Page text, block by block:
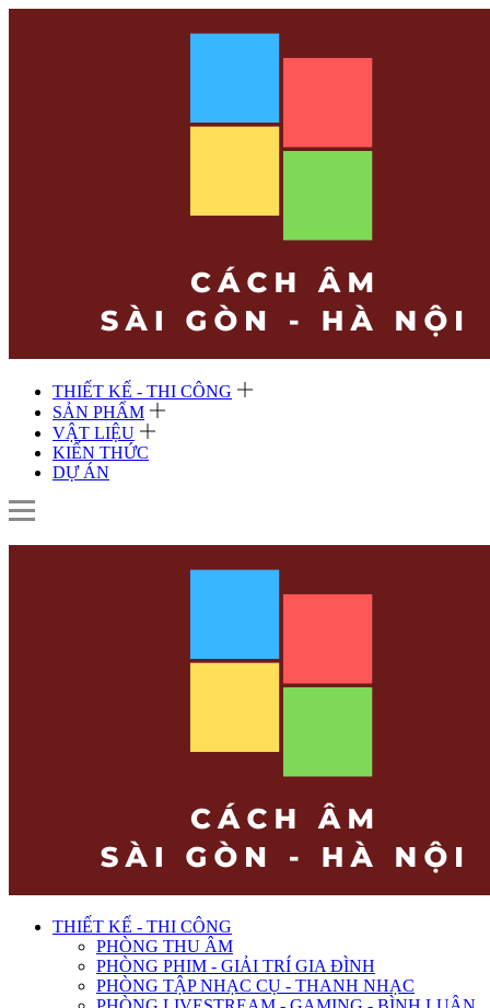
THIẾT KẾ - THI CÔNG
SẢN PHẨM
VẬT LIỆU
KIẾN THỨC
DỰ ÁN
THIẾT KẾ - THI CÔNG
PHÒNG THU ÂM
PHÒNG PHIM - GIẢI TRÍ GIA ĐÌNH
PHÒNG TẬP NHẠC CỤ - THANH NHẠC